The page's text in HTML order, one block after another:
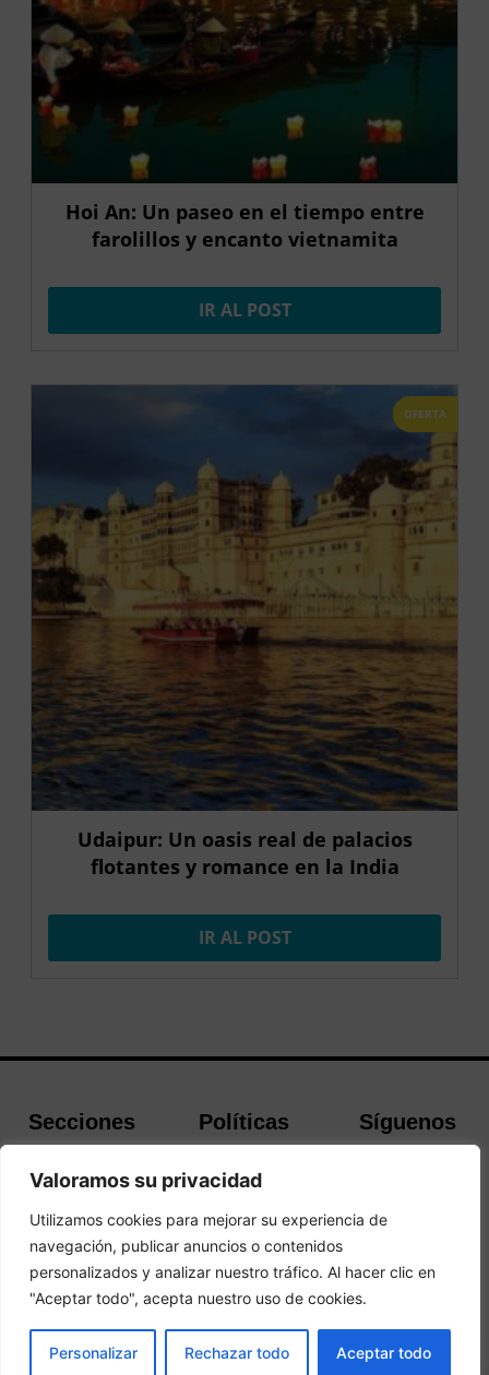
Valoramos su privacidad
Utilizamos cookies para mejorar su experiencia de
navegación, publicar anuncios o contenidos
personalizados y analizar nuestro tráfico. Al hacer clic en
"Aceptar todo", acepta nuestro uso de cookies.
Personalizar Rechazar todo Aceptar todo
PRENOTA
Hoi An: Un paseo en el tiempo entre
farolillos y encanto vietnamita
IR AL POST
OFERTA
Udaipur: Un oasis real de palacios
flotantes y romance en la India
IR AL POST
Secciones
Buscador de
Hoteles
Guías de Viajes
Políticas
cookies
Aviso Legal
Política de
Privacidad
Síguenos
Twitter